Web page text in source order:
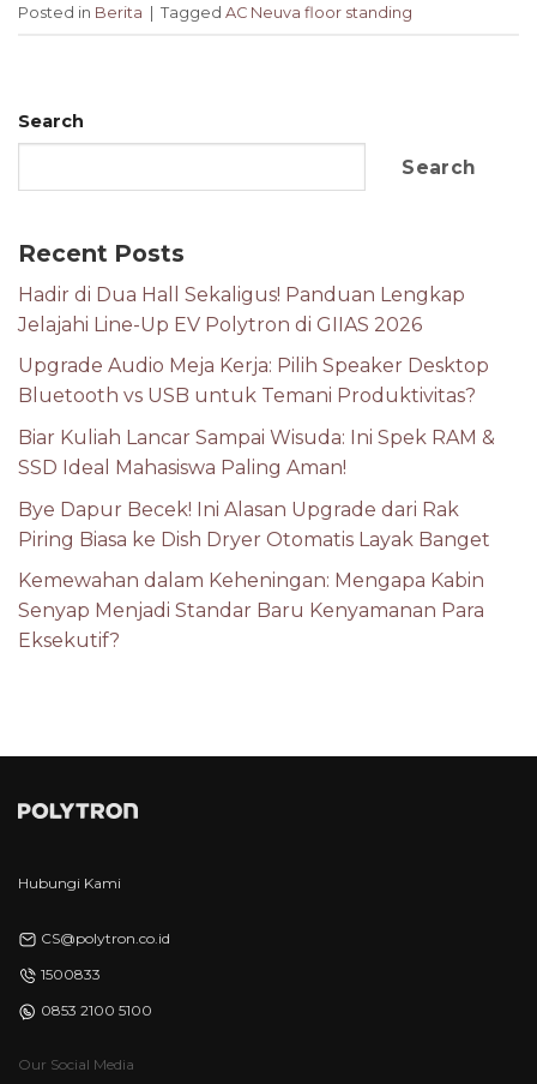
Posted in Berita | Tagged AC Neuva floor standing
Search
Search
Recent Posts
Hadir di Dua Hall Sekaligus! Panduan Lengkap
Jelajahi Line-Up EV Polytron di GIIAS 2026
Upgrade Audio Meja Kerja: Pilih Speaker Desktop
Bluetooth vs USB untuk Temani Produktivitas?
Biar Kuliah Lancar Sampai Wisuda: Ini Spek RAM &
SSD Ideal Mahasiswa Paling Aman!
Bye Dapur Becek! Ini Alasan Upgrade dari Rak
Piring Biasa ke Dish Dryer Otomatis Layak Banget
Kemewahan dalam Keheningan: Mengapa Kabin
Senyap Menjadi Standar Baru Kenyamanan Para
Eksekutif?
Hubungi Kami
CS@polytron.co.id
1500833
0853 2100 5100
Our Social Media